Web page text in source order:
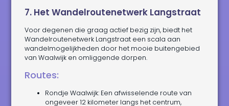
7. Het Wandelroutenetwerk Langstraat
Voor degenen die graag actief bezig zijn, biedt het
Wandelroutenetwerk Langstraat een scala aan
wandelmogelijkheden door het mooie buitengebied
van Waalwijk en omliggende dorpen.
Routes:
Rondje Waalwijk: Een afwisselende route van
ongeveer 12 kilometer langs het centrum,